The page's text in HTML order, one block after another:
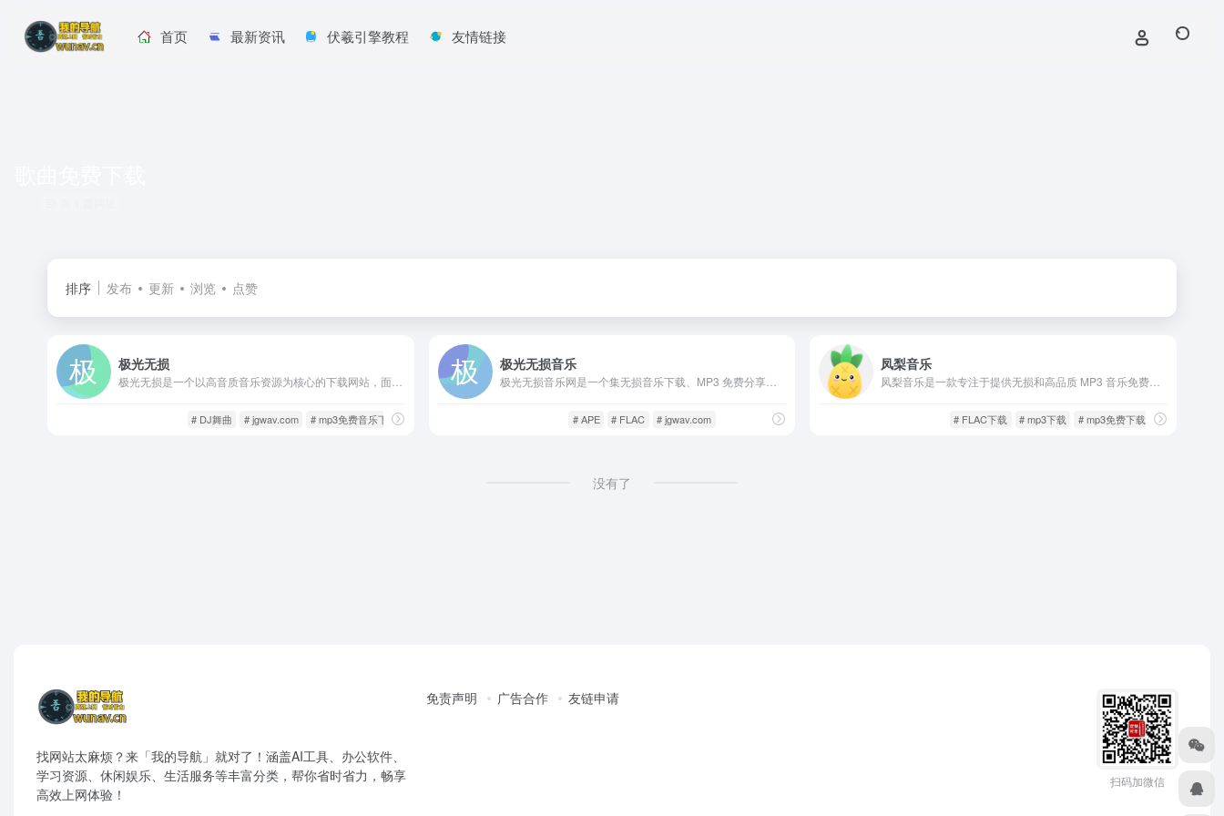
首页 最新资讯 伏羲引擎教程 友情链接
排序 发布 更新 浏览 点赞
极光无损
# DJ舞曲 # jgwav.com # mp3免费音乐下载
极光无损音乐
极光无损音乐网是一个集无损音乐下载、MP3 免费分享和热门音乐资源为一体的音乐资源站点。平台收录了大量高品质音频资源，覆盖流行、摇滚、电子、古风、影视原声等多种曲风。
# APE # FLAC # jgwav.com
凤梨音乐
# FLAC下载 # mp3下载 # mp3免费下载
没有了
找网站太麻烦？来「我的导航」就对了！涵盖AI工具、办公软件、
学习资源、休闲娱乐、生活服务等丰富分类，帮你省时省力，畅享
高效上网体验！
免责声明 广告合作 友链申请
扫码加微信